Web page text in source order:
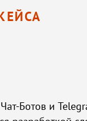
Ботов и